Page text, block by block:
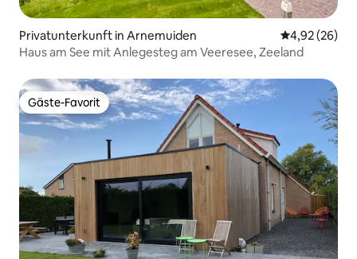
Privatunterkunft in Arnemuiden
4,92 (26)
Haus am See mit Anlegesteg am Veeresee, Zeeland
Gäste-Favorit
Gäste-Favorit